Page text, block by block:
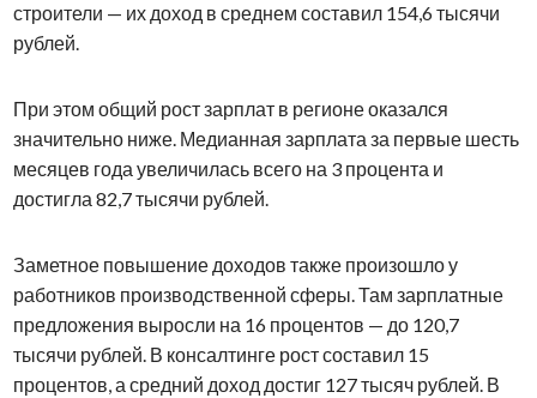
строители — их доход в среднем составил 154,6 тысячи
рублей.
При этом общий рост зарплат в регионе оказался
значительно ниже. Медианная зарплата за первые шесть
месяцев года увеличилась всего на 3 процента и
достигла 82,7 тысячи рублей.
Заметное повышение доходов также произошло у
работников производственной сферы. Там зарплатные
предложения выросли на 16 процентов — до 120,7
тысячи рублей. В консалтинге рост составил 15
процентов, а средний доход достиг 127 тысяч рублей. В